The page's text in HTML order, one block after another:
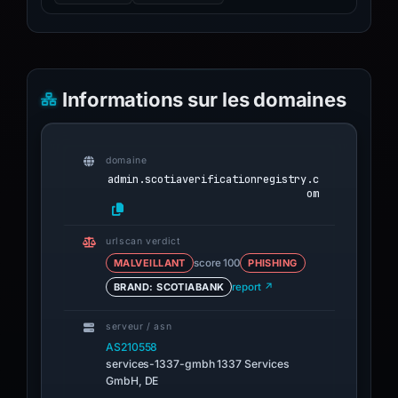
NO MATCH
NO MATCH
Informations sur les domaines
domaine
admin.scotiaverificationregistry.c
om
urlscan verdict
MALVEILLANT score 100
PHISHING
BRAND: SCOTIABANK
report ↗
serveur / asn
AS210558
services-1337-gmbh 1337 Services
GmbH, DE